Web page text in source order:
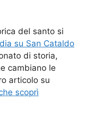
del santo si
su San Cataldo
di storia,
cambiano le
articolo su
scoprì